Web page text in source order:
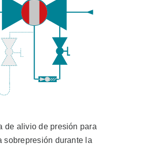
de alivio de presión para
sobrepresión durante la